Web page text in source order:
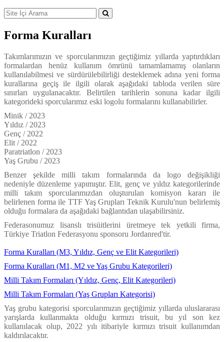
Forma Kuralları
Takımlarımızın ve sporcularımızın geçtiğimiz yıllarda yaptırdıkları
formalardan henüz kullanım ömrünü tamamlamamış olanların
kullanılabilmesi ve sürdürülebilirliği desteklemek adına yeni forma
kurallarına geçiş ile ilgili olarak aşağıdaki tabloda verilen süre
sınırları uygulanacaktır. Belirtilen tarihlerin sonuna kadar ilgili
kategorideki sporcularımız eski logolu formalarını kullanabilirler.
Minik / 2023
Yıldız / 2023
Genç / 2022
Elit / 2022
Paratriatlon / 2023
Yaş Grubu / 2023
Benzer şekilde milli takım formalarında da logo değişikliği
nedeniyle düzenleme yapımıştır. Elit, genç ve yıldız kategorilerinde
milli takım sporcularımızdan oluşturulan komisyon kararı ile
belirlenen forma ile TTF Yaş Grupları Teknik Kurulu'nun belirlemiş
olduğu formalara da aşağıdaki bağlantıdan ulaşabilirsiniz.
Federasonumuz lisanslı trisüitlerini üretmeye tek yetkili firma,
Türkiye Triatlon Federasyonu sponsoru Jordanred'tir.
Forma Kuralları (M3, Yıldız, Genç ve Elit Kategorileri)
Forma Kuralları (M1, M2 ve Yaş Grubu Kategorileri)
Milli Takım Formaları (Yıldız, Genç, Elit Kategorileri)
Milli Takım Formaları (Yaş Grupları Kategorisi)
Yaş grubu kategorisi sporcularımızın geçtiğimiz yıllarda uluslararası
yarışlarda kullanmakta olduğu kırmızı trisuit, bu yıl son kez
kullanılacak olup, 2022 yılı itibariyle kırmızı trisuit kullanımdan
kaldırılacaktır.